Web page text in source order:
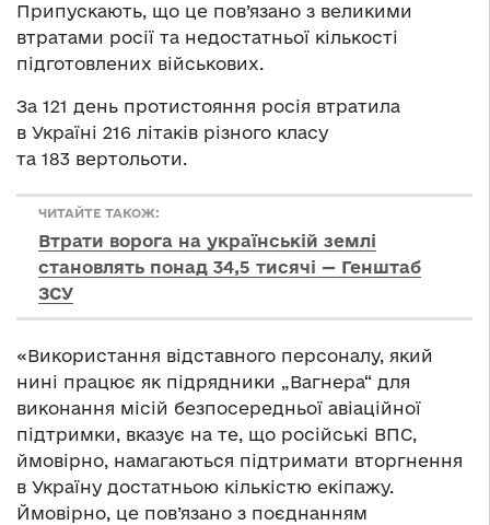
Припускають, що це пов’язано з великими
втратами росії та недостатньої кількості
підготовлених військових.
За 121 день протистояння росія втратила
в Україні 216 літаків різного класу
та 183 вертольоти.
ЧИТАЙТЕ ТАКОЖ:
Втрати ворога на українській землі
становлять понад 34,5 тисячі — Генштаб
ЗСУ
«Використання відставного персоналу, який
нині працює як підрядники „Вагнера“ для
виконання місій безпосередньої авіаційної
підтримки, вказує на те, що російські ВПС,
ймовірно, намагаються підтримати вторгнення
в Україну достатньою кількістю екіпажу.
Ймовірно, це пов’язано з поєднанням